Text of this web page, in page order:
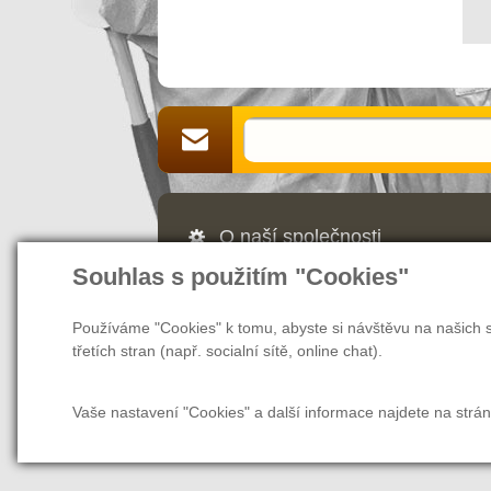
Souhlas s použitím "Cookies"
Používáme "Cookies" k tomu, abyste si návštěvu na
třetích stran (např. socialní sítě, online chat).
Vaše nastavení "Cookies" a další informace najdete na
O naší společnosti
Jsme Vaším partnerem a prodejcem v
další užitečné informace nejen pro